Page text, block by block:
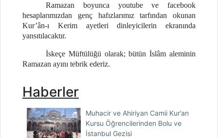
Ramazan boyunca youtube ve facebook
hesaplarımızdan genç hafızlarımız tarfından okunan
Kur’ân-ı Kerim ayetleri dinleyicilerin ekranında
yansıtılacaktır.
İskeçe Müftülüğü olarak; bütün İslâm aleminin
Ramazan ayını tebrik ederiz.
Haberler
Muhacir ve Ahiriyan Camii Kur’an
Kursu Öğrencilerinden Bolu ve
İstanbul Gezisi